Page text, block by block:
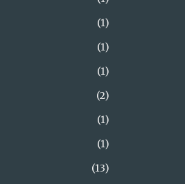
1
1
1
2
1
1
13